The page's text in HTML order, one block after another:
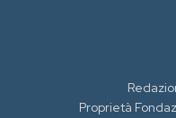
Proprietà